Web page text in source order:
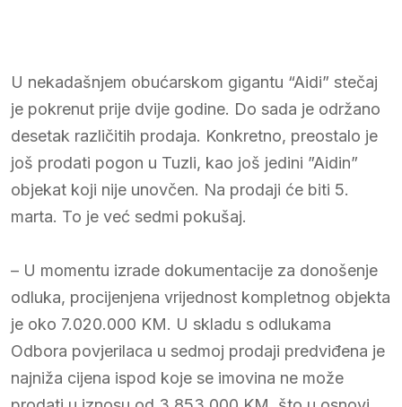
U nekadašnjem obućarskom gigantu “Aidi” stečaj
je pokrenut prije dvije godine. Do sada je održano
desetak različitih prodaja. Konkretno, preostalo je
još prodati pogon u Tuzli, kao još jedini ”Aidin”
objekat koji nije unovčen. Na prodaji će biti 5.
marta. To je već sedmi pokušaj.
– U momentu izrade dokumentacije za donošenje
odluka, procijenjena vrijednost kompletnog objekta
je oko 7.020.000 KM. U skladu s odlukama
Odbora povjerilaca u sedmoj prodaji predviđena je
najniža cijena ispod koje se imovina ne može